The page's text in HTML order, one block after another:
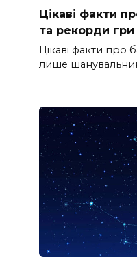
Цікаві факти
та рекорди гри
Цікаві факти про
лише